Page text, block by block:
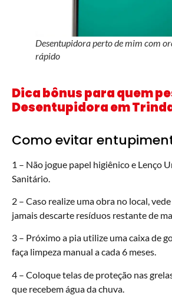
Desentupidora perto de mim com
rápido
Dica bônus para quem
Desentupidora em
Como evitar
1 – Não jogue papel higiênico e Lenço
Sanitário.
2 – Caso realize uma obra no local,
jamais descarte resíduos restante de
3 – Próximo a pia utilize uma caixa de
faça limpeza manual a cada 6 meses.
4 – Coloque telas de proteção nas
que recebem água da chuva.